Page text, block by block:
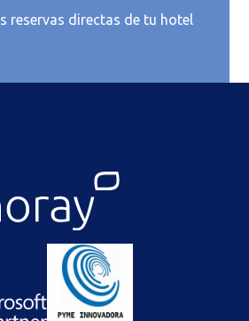
reservas directas de tu hotel